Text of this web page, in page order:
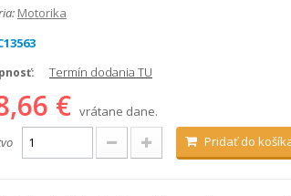
Motorika
Termín dodania TU
€ vrátane dane.
Pridať do